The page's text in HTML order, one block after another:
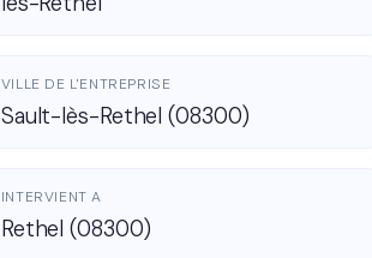
VILLE DE L'ENTREPRISE
Sault-lès-Rethel (08300)
INTERVIENT A
Rethel (08300)